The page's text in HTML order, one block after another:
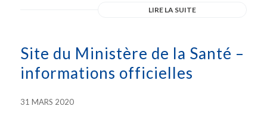
LIRE LA SUITE
Site du Ministère de la Santé –
informations officielles
31 MARS 2020